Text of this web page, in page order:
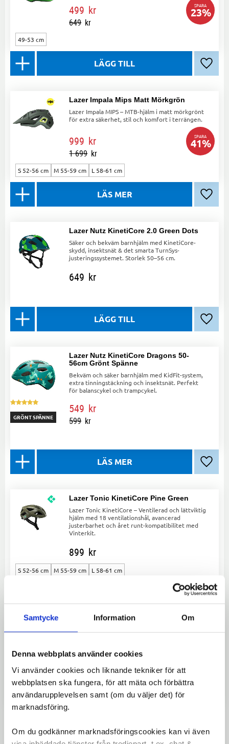
Samtycke Information Om
Denna webbplats använder cookies
Vi använder cookies och liknande tekniker för att
webbplatsen ska fungera, för att mäta och förbättra
användarupplevelsen samt (om du väljer det) för
marknadsföring.
Om du godkänner marknadsföringscookies kan vi även
499 kr
649 kr
SPARA
23%
Lägg
49-53 cm
Lazer Impala Mips Matt Mörkgrön
Lazer Impala MIPS – MTB-hjälm i matt mörkgrönt
för extra säkerhet, stil och komfort i terrängen.
999 kr
1 699 kr
SPARA
41%
Lägg
S 52-56 cm M 55-59 cm L 58-61 cm
Lazer Nutz KinetiCore 2.0 Green Dots
Säker och bekväm barnhjälm med KinetiCore-
skydd, insektsnät & det smarta TurnSys-
justeringssystemet. Storlek 50–56 cm.
649 kr
Lägg
Lazer Nutz KinetiCore Dragons 50-
56cm Grönt Spänne
Bekväm och säker barnhjälm med KidFit-system,
extra tinningstäckning och insektsnät. Perfekt
för balanscykel och trampcykel.
549 kr
599 kr
GRÖNT SPÄNNE
Lägg
Lazer Tonic KinetiCore Pine Green
Lazer Tonic KinetiCore – Ventilerad och lättviktig
hjälm med 18 ventilationshål, avancerad
justerbarhet och året runt-kompatibilitet med
Vinterkit.
899 kr
S 52-56 cm M 55-59 cm L 58-61 cm
Lazer Verde KinetiCore Lemongrass
återvinningsbar stadshjälm. EcoLoc-design, smart
ventilation och vinterkit-kompatibel.
1 149kr
S/M (50-56 cm) M/L (55-61 cm)